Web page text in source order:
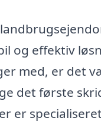
og effektiv
med, er det
det første
er